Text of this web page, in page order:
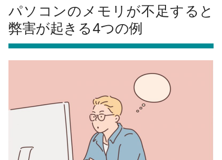
パソコンのメモリが不足すると
弊害が起きる4つの例